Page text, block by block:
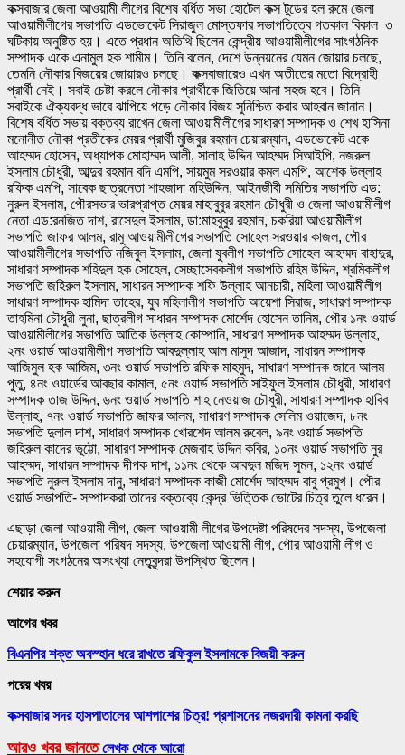
কক্সবাজার জেলা আওয়ামী লীগের বিশেষ বর্ধিত সভা হোটেল কক্স টুডের হল রুমে জেলা
আওয়ামীলীগের সভাপতি এডভোকেট সিরাজুল মোস্তফার সভাপতিত্বে গতকাল বিকাল ৩
ঘটিকায় অনুষ্টিত হয়। এতে প্রধান অতিথি ছিলেন কেন্দ্রীয় আওয়ামীলীগের সাংগঠনিক
সম্পাদক একে এনামুল হক শামীম। তিনি বলেন, দেশে উন্নয়নের যেমন জোয়ার চলছে,
তেমনি নৌকার বিজয়ের জোয়ারও চলছে। কক্সবাজারেও এখন অতীতের মতো বিদ্রোহী
প্রার্থী নেই। সবাই চেষ্টা করলে নৌকার প্রার্থীকে জিতিয়ে আনা সহজ হবে। তিনি
সবাইকে ঐক্যবদ্ধ ভাবে ঝাপিয়ে পড়ে নৌকার বিজয় সুনিশ্চিত করার আহবান জানান।
বিশেষ বর্ধিত সভায় বক্তব্য রাখেন জেলা আওয়ামীলীগের সাধারণ সম্পাদক ও শেখ হাসিনা
মনোনীত নৌকা প্রতীকের মেয়র প্রার্থী মুজিবুর রহমান চেয়ারম্যান, এডভোকেট একে
আহম্মদ হোসেন, অধ্যাপক মোহাম্মদ আলী, সালাহ উদ্দিন আহম্মদ সিআইপি, নজরুল
ইসলাম চৌধুরী, আব্দুর রহমান বদি এমপি, সায়মুম সরওয়ার কমল এমপি, আশেক উল্লাহ
রফিক এমপি, সাবেক ছাত্রনেতা শাহজাদা মহিউদ্দিন, আইনজীবী সমিতির সভাপতি এড:
নুরুল ইসলাম, পৌরসভার ভারপ্রাপ্ত মেয়র মাহাবুবুর রহমান চৌধুরী ও জেলা আওয়ামীলীগ
নেতা এড:রনজিত দাশ, রাসেদুল ইসলাম, ডা:মাহবুবুর রহমান, চকরিয়া আওয়ামীলীগ
সভাপতি জাফর আলম, রামু আওয়ামীলীগের সভাপতি সোহেল সরওয়ার কাজল, পৌর
আওয়ামীলীগের সভাপতি নজিবুল ইসলাম, জেলা যুবলীগ সভাপতি সোহেল আহম্মদ বাহাদুর,
সাধারণ সম্পাদক শহিদুল হক সোহেল, সেচ্ছাসেবকলীগ সভাপতি রহিম উদ্দিন, শ্রমিকলীগ
সভাপতি জহিরুল ইসলাম, সাধারন সম্পাদক শফি উল্লাহ আনচারী, মহিলা আওয়ামীলীগ
সাধারণ সম্পাদক হামিদা তাহের, যুব মহিলালীগ সভাপতি আয়েশা সিরাজ, সাধারণ সম্পাদক
তাহমিনা চৌধুরী লুনা, ছাত্রলীগ সাধারন সম্পাদক মোর্শেদ হোসেন তানিম, পৌর ১নং ওয়ার্ড
আওয়ামীলীগের সভাপতি আতিক উল্লাহ কোম্পানি, সাধারণ সম্পাদক আহম্মদ উল্লাহ,
২নং ওয়ার্ড আওয়ামীলীগ সভাপতি আবদুল্লাহ আল মাসুদ আজাদ, সাধারন সম্পাদক
আজিমুল হক আজিম, ৩নং ওয়ার্ড সভাপতি রফিক মাহমুদ, সাধারণ সম্পাদক জানে আলম
পুতু, ৪নং ওয়ার্ডের আবছার কামাল, ৫নং ওয়ার্ড সভাপতি সাইফুল ইসলাম চৌধুরী, সাধারণ
সম্পাদক তাজ উদ্দিন, ৬নং ওয়ার্ড সভাপতি শাহ নেওয়াজ চৌধুরী, সাধারণ সম্পাদক হাবিব
উল্লাহ, ৭নং ওয়ার্ড সভাপতি জাফর আলম, সাধারণ সম্পাদক সেলিম ওয়াজেদ, ৮নং
সভাপতি দুলাল দাশ, সাধারণ সম্পাদক খোরশেদ আলম রুবেল, ৯নং ওয়ার্ড সভাপতি
জহিরুল কাদের ভূট্টো, সাধারণ সম্পাদক মেজবাহ উদ্দিন কবির, ১০নং ওয়ার্ড সভাপতি নুর
আহম্মদ, সাধারন সম্পাদক দীপক দাশ, ১১নং থেকে আবদুল মজিদ সুমন, ১২নং ওয়ার্ড
সভাপতি নুরুল ইসলাম দানু, সাধারণ সম্পাদক কাজী মোর্শেদ আহম্মদ বাবু প্রমুখ। পৌর
ওয়ার্ড সভাপতি- সম্পাদকরা তাদের বক্তব্যে কেন্দ্র ভিত্তিক ভোটের চিত্র তুলে ধরেন।
এছাড়া জেলা আওয়ামী লীগ, জেলা আওয়ামী লীগের উপদেষ্টা পরিষদের সদস্য, উপজেলা
চেয়ারম্যান, উপজেলা পরিষদ সদস্য, উপজেলা আওয়ামী লীগ, পৌর আওয়ামী লীগ ও
সহযোগী সংগঠনের অসংখ্যা নেতৃবৃন্দরা উপস্থিত ছিলেন।
শেয়ার করুন
আগের খবর
বিএনপির শক্ত অবস্হান ধরে রাখতে রফিকুল ইসলামকে বিজয়ী করুন
পরের খবর
কক্সবাজার সদর হাসপাতালের আশপাশের চিত্র! প্রশাসনের নজরদারী কামনা করছি
আরও খবর জানতে লেখক থেকে আরো